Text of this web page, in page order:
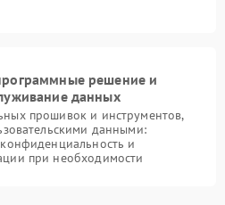
решение и
данных
прошивок и инструментов,
данными:
и
при необходимости